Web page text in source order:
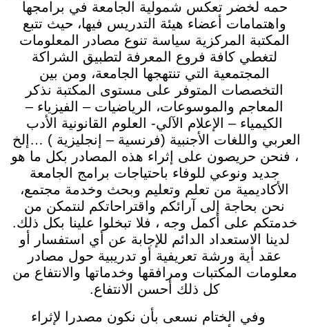
حمه لخضر تعكس شمولية الجامعة في برامجها
واهتمامات أعضاء هيئة التدريس فيها، حيث تتبع
المكتبة المركزية سياسة تنوع مصادر المعلومات
لتغطي كافة فروع المعرفة لتطبيق الشراكة
المجتمعية التي تنتهجها الجامعة، ومن بين
التخصصات المتوفر على مستوى المكتبة نذكر
المعاجم والموسوعات، الرياضيات – الفيزياء –
الكيمياء – الإعلام الآلي- العلوم القانونية الأدب
العربي واللغات الأجنبية (فرنسية – إنجليزية ) …إلخ
، فنحن حريصون على إثراء هذه المصادر بكل ما هو
جديد ونوعي للوفاء باحتياجات برامج الجامعة
الأكاديمية من تعلم وتعليم وبحث وخدمة مجتمع،
نحن بحاجة إلى آرائكم واقتراحاتكم لنتمكن من
خدمتكم على أكمل وجه ، فلا تبخلوا علينا بكل ذلك.
لدينا الاستعداد الدائم للإجابة عن أي استفسار أو
عقد أية ورشة تعريفية أو تدريبية حول مصادر
معلومات المكتبات ومرافقها وخدماتها والانتفاع من
كل ذلك أحسن الانتفاع.
وفي الختام نسعى بأن نكون مصدرا لإثراء